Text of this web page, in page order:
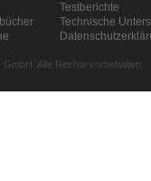
Testberichte
Technische
Alle Rechte vorbehalten.